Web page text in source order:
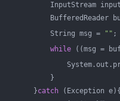
InputStream
BufferedReader
String msg =
"" ;
while ((msg =
}
}catch (Exception e){